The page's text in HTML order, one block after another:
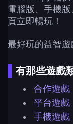
電腦版、手機
頁立即暢玩！
最好玩的益智遊
有那些遊戲
合作遊戲
平台遊戲
手機遊戲